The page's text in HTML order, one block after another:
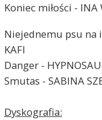
Koniec miłości - INA
Niejednemu psu na
KAFI
Danger -
Smutas - SABINA
Dyskografia: